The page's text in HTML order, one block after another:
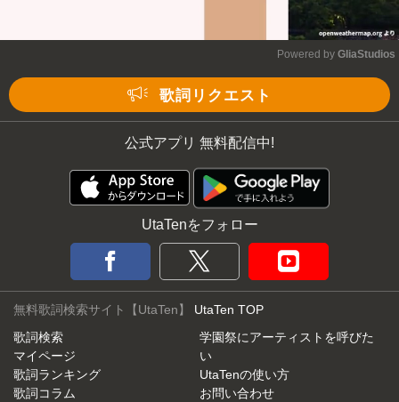
Powered by GliaStudios
歌詞リクエスト
公式アプリ 無料配信中!
UtaTenをフォロー
無料歌詞検索サイト【UtaTen】 UtaTen TOP
歌詞検索
マイページ
歌詞ランキング
歌詞コラム
学園祭にアーティストを呼びた
い
UtaTenの使い方
お問い合わせ